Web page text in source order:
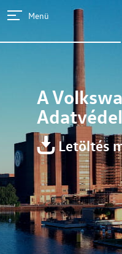
Menü
A
Letöltés